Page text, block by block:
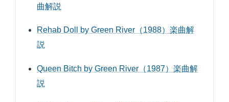
曲解説
Rehab Doll by Green River（1988）楽曲解
説
Queen Bitch by Green River（1987）楽曲解
説